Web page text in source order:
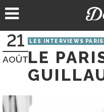
au
21
AOÛT
LES INTERVIEWS
LE